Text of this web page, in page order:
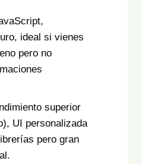
ideal si vienes
pero no
superior
UI personalizada
pero gran